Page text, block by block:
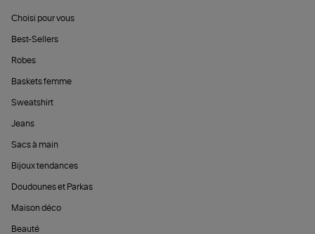
Choisi pour vous
Best-Sellers
Robes
Baskets femme
Sweatshirt
Jeans
Sacs à main
Bijoux tendances
Doudounes et Parkas
Maison déco
Beauté